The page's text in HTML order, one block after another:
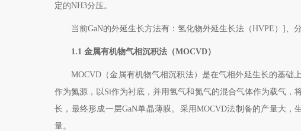
定的NH3分压。
当前GaN的外延生长方法有：氢化物外延生长法（HVPE ）] 、
1.1金属有机物气相沉积法（MOCVD）
MOCVD （金属有机物气相沉积法）是在气相外延生长的基
作为氮源，以 Si作为衬底，并用氢气和氮气的混合气体作为载气，
长，最终形成一层GaN单晶薄膜。采用MOCVD法制备的产量大，
量。